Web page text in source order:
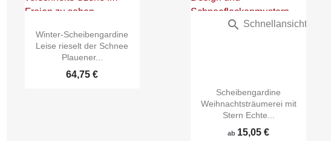
Winter-Scheibengardine
Leise rieselt der Schnee
Plauener...
64,75 €
Scheibengardine
Weihnachtsträumerei mit
Stern Echte...
ab 15,05 €
 Schnellansicht